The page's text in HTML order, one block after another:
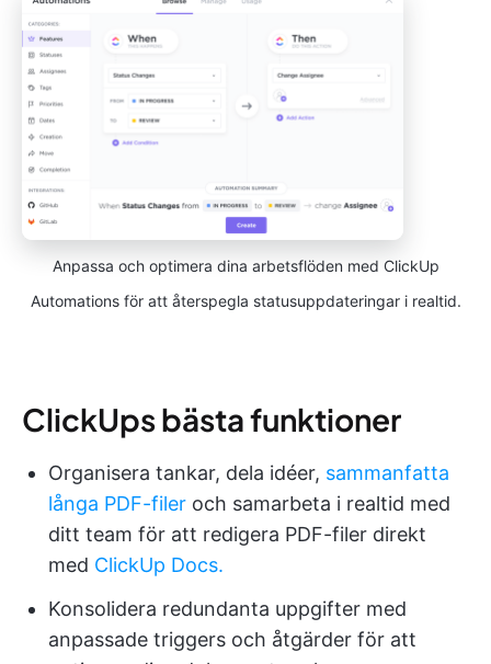
Anpassa och optimera dina arbetsflöden med ClickUp
Automations för att återspegla statusuppdateringar i realtid.
ClickUps bästa funktioner
Organisera tankar, dela idéer, sammanfatta
långa PDF-filer och samarbeta i realtid med
ditt team för att redigera PDF-filer direkt
med ClickUp Docs.
Konsolidera redundanta uppgifter med
anpassade triggers och åtgärder för att